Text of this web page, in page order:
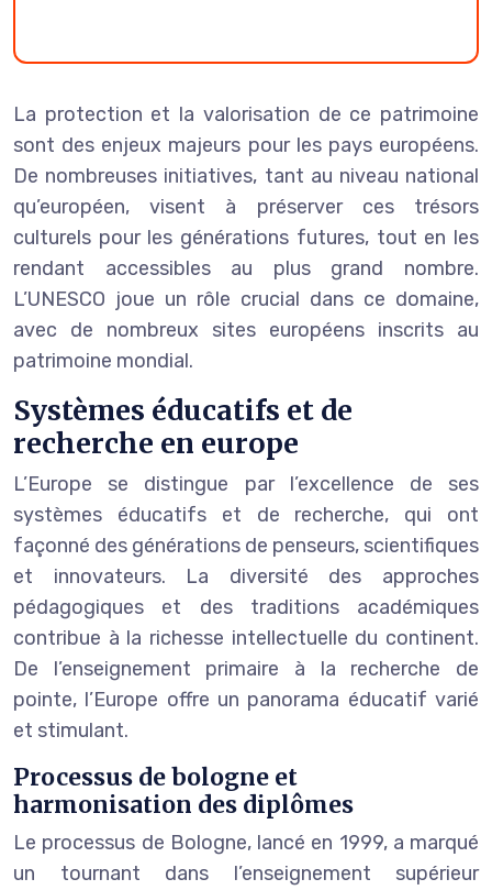
La protection et la valorisation de ce patrimoine
sont des enjeux majeurs pour les pays européens.
De nombreuses initiatives, tant au niveau national
qu’européen, visent à préserver ces trésors
culturels pour les générations futures, tout en les
rendant accessibles au plus grand nombre.
L’UNESCO joue un rôle crucial dans ce domaine,
avec de nombreux sites européens inscrits au
patrimoine mondial.
Systèmes éducatifs et de
recherche en europe
L’Europe se distingue par l’excellence de ses
systèmes éducatifs et de recherche, qui ont
façonné des générations de penseurs, scientifiques
et innovateurs. La diversité des approches
pédagogiques et des traditions académiques
contribue à la richesse intellectuelle du continent.
De l’enseignement primaire à la recherche de
pointe, l’Europe offre un panorama éducatif varié
et stimulant.
Processus de bologne et
harmonisation des diplômes
Le processus de Bologne, lancé en 1999, a marqué
un tournant dans l’enseignement supérieur